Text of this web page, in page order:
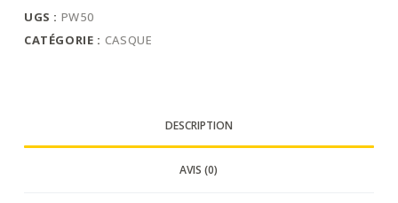
UGS : PW50
CATÉGORIE : CASQUE
DESCRIPTION
AVIS (0)